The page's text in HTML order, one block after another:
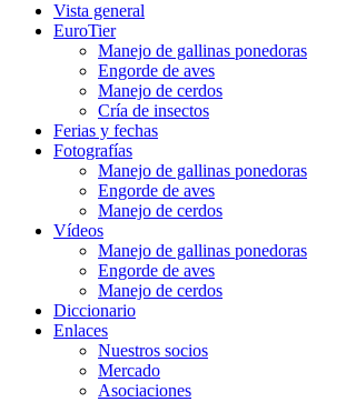
Vista general
EuroTier
Manejo de gallinas ponedoras
Engorde de aves
Manejo de cerdos
Cría de insectos
Ferias y fechas
Fotografías
Manejo de gallinas ponedoras
Engorde de aves
Manejo de cerdos
Vídeos
Manejo de gallinas ponedoras
Engorde de aves
Manejo de cerdos
Diccionario
Enlaces
Nuestros socios
Mercado
Asociaciones